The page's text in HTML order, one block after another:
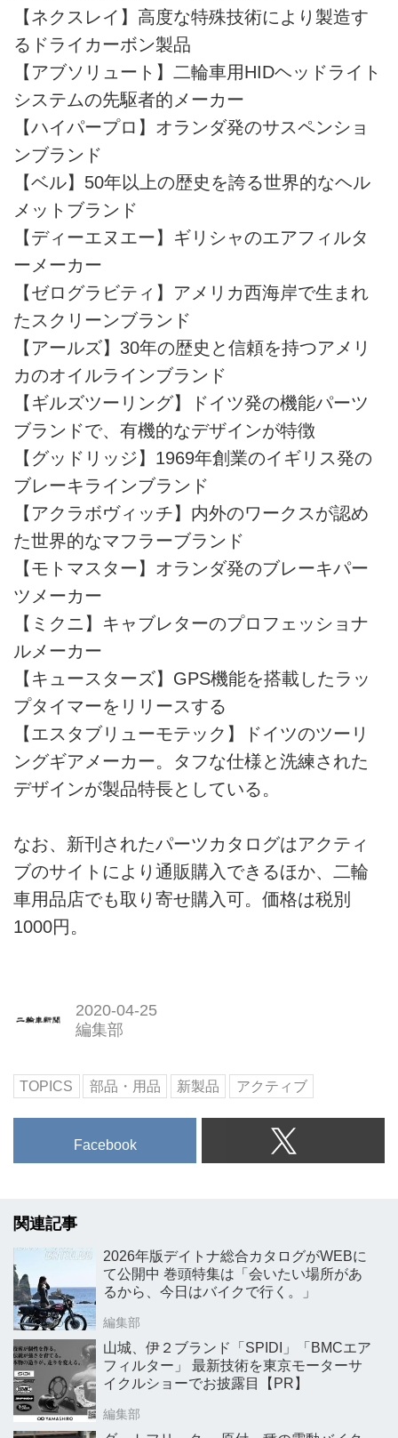
【ネクスレイ】高度な特殊技術により製造す
るドライカーボン製品
【アブソリュート】二輪車用HIDヘッドライト
システムの先駆者的メーカー
【ハイパープロ】オランダ発のサスペンショ
ンブランド
【ベル】50年以上の歴史を誇る世界的なヘル
メットブランド
【ディーエヌエー】ギリシャのエアフィルタ
ーメーカー
【ゼログラビティ】アメリカ西海岸で生まれ
たスクリーンブランド
【アールズ】30年の歴史と信頼を持つアメリ
カのオイルラインブランド
【ギルズツーリング】ドイツ発の機能パーツ
ブランドで、有機的なデザインが特徴
【グッドリッジ】1969年創業のイギリス発の
ブレーキラインブランド
【アクラボヴィッチ】内外のワークスが認め
た世界的なマフラーブランド
【モトマスター】オランダ発のブレーキパー
ツメーカー
【ミクニ】キャブレターのプロフェッショナ
ルメーカー
【キュースターズ】GPS機能を搭載したラッ
プタイマーをリリースする
【エスタブリューモテック】ドイツのツーリ
ングギアメーカー。タフな仕様と洗練された
デザインが製品特長としている。
なお、新刊されたパーツカタログはアクティ
ブのサイトにより通販購入できるほか、二輪
車用品店でも取り寄せ購入可。価格は税別
1000円。
2020-04-25
編集部
TOPICS 部品・用品 新製品 アクティブ
Facebook
関連記事
2026年版デイトナ総合カタログがWEBに
て公開中 巻頭特集は「会いたい場所があ
るから、今日はバイクで行く。」
編集部
山城、伊２ブランド「SPIDI」「BMCエア
フィルター」 最新技術を東京モーターサ
イクルショーでお披露目【PR】
編集部